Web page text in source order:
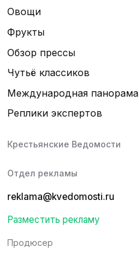
Овощи
Фрукты
Обзор прессы
Чутьё классиков
Международная панорама
Реплики экспертов
Крестьянские Ведомости
Отдел рекламы
reklama@kvedomosti.ru
Разместить рекламу
Продюсер